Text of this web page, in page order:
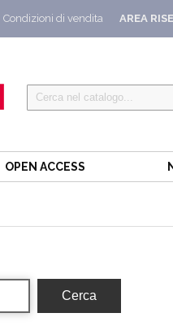
AREA
Condizioni di vendita
OPEN ACCESS